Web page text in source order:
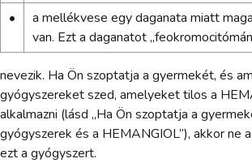
•
a mellékvese egy daganata miatt
van. Ezt a daganatot
nevezik. Ha Ön szoptatja a gyermekét, és
gyógyszereket szed, amelyeket tilos a
alkalmazni (lásd „Ha Ön szoptatja a
gyógyszerek és a HEMANGIOL”), akkor ne
ezt a gyógyszert.